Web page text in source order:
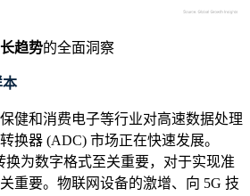
趋势的全面洞察
本
健和消费电子等行业对高速数据处理
换器 (ADC) 市场正在快速发展。
换为数字格式至关重要，对于实现准
重要。物联网设备的激增、向 5G 技